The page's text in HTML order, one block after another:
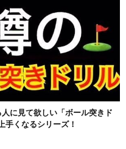
に見て欲しい「ボール突きド
手くなるシリーズ！